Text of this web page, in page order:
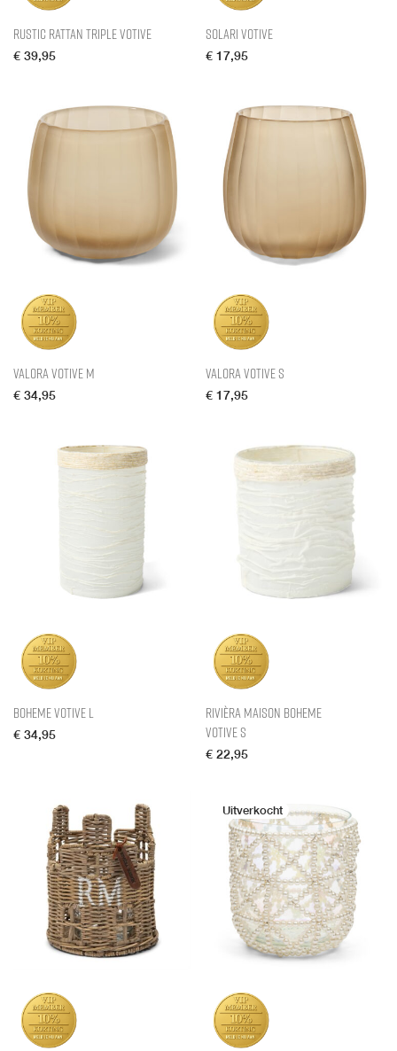
Rustic Rattan Triple Votive
€ 39,95
Solari Votive
€ 17,95
Valora Votive M
€ 34,95
Valora Votive S
€ 17,95
Boheme Votive L
€ 34,95
Rivièra Maison Boheme
Votive S
€ 22,95